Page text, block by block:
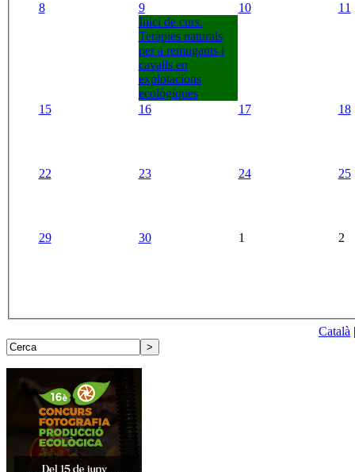
8
9
Inici de curs.
Teràpies naturals
per a remugants i
cavalls en
explotacions
ecològiques
10 11
15 16 17 18
22 23 24 25
29 30 1 2
Català